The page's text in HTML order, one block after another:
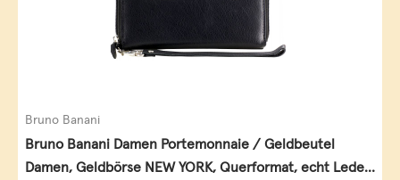
Bruno Banani
Bruno Banani Damen Portemonnaie / Geldbeutel
Damen, Geldbörse NEW YORK, Querformat, echt Leder,